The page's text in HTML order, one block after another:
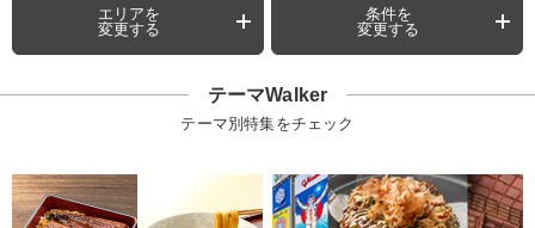
エリアを
変更する
条件を
変更する
テーマWalker
テーマ別特集をチェック